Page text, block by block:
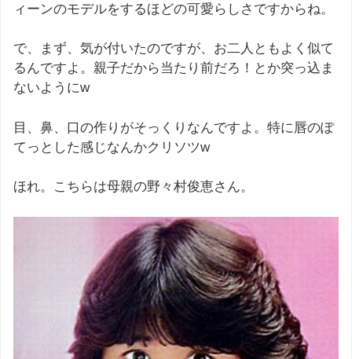
ィーンのモデルをするほどの可愛らしさですからね。
で、まず、気が付いたのですが、お二人ともよく似て
るんですよ。親子だから当たり前だろ！とか突っ込ま
ないようにw
目、鼻、口の作りがそっくりなんですよ。特に唇のぽ
てっとした感じなんかクリソツw
ほれ。こちらは母親の野々村俊恵さん。